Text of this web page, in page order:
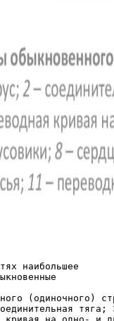
наибольшее
(одиночного)